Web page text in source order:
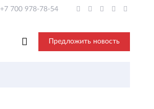
+7 700 978-78-54
Предложить новость